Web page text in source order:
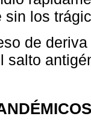
sin los
de
salto